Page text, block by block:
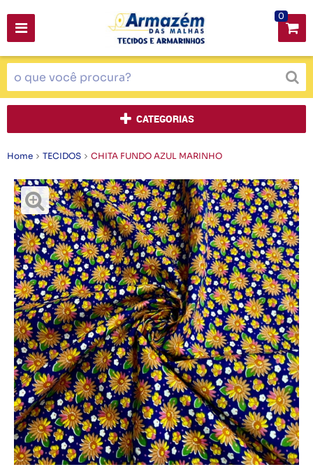
0
CATEGORIAS
Home TECIDOS CHITA FUNDO AZUL MARINHO